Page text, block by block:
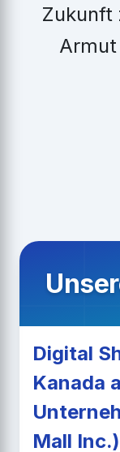
Zukunft
Digital
Kanada
Mall